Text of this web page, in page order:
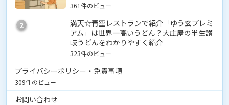
361件のビュー
2
満天☆青空レストランで紹介「ゆう玄プレミ
アム」は世界一高いうどん？大庄屋の半生讃
岐うどんをわかりやすく紹介
323件のビュー
プライバシーポリシー・免責事項
309件のビュー
お問い合わせ